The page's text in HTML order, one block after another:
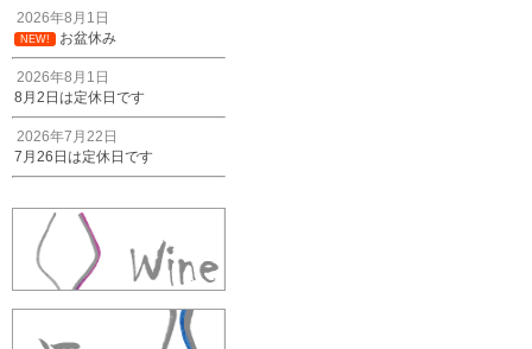
2026年8月1日
NEW! お盆休み
2026年8月1日
8月2日は定休日です
2026年7月22日
7月26日は定休日です